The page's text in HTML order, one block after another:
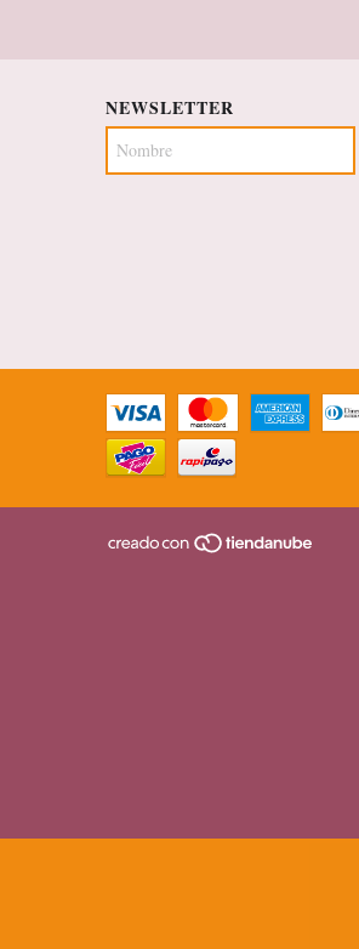
NEWSLETTER